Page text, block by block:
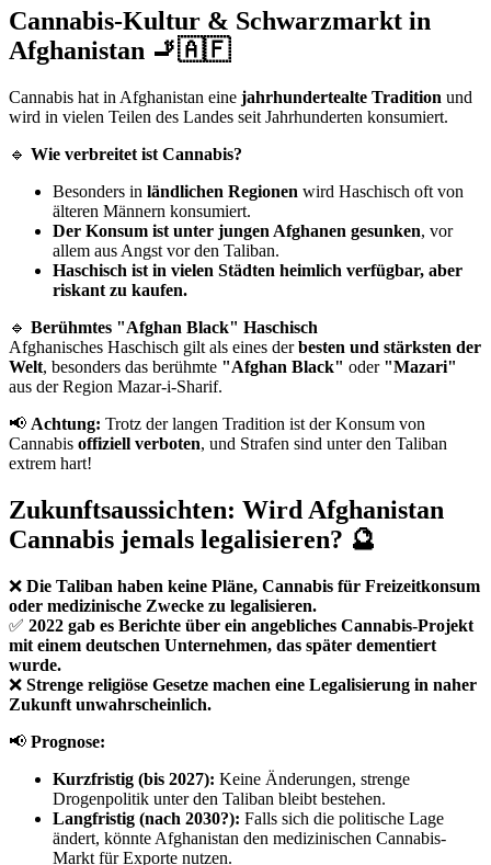
Cannabis-Kultur & Schwarzmarkt in
Afghanistan 🚬🇦🇫
Cannabis hat in Afghanistan eine jahrhundertealte Tradition und
wird in vielen Teilen des Landes seit Jahrhunderten konsumiert.
🔹 Wie verbreitet ist Cannabis?
Besonders in ländlichen Regionen wird Haschisch oft von
älteren Männern konsumiert.
Der Konsum ist unter jungen Afghanen gesunken, vor
allem aus Angst vor den Taliban.
Haschisch ist in vielen Städten heimlich verfügbar, aber
riskant zu kaufen.
🔹 Berühmtes "Afghan Black" Haschisch
Afghanisches Haschisch gilt als eines derbesten und stärksten der
Welt, besonders das berühmte "Afghan Black" oder "Mazari"
aus der Region Mazar-i-Sharif.
📢 Achtung: Trotz der langen Tradition ist der Konsum von
Cannabis offiziell verboten, und Strafen sind unter den Taliban
extrem hart!
Zukunftsaussichten: Wird Afghanistan
Cannabis jemals legalisieren? 🔮
❌ Die Taliban haben keine Pläne, Cannabis für Freizeitkonsum
oder medizinische Zwecke zu legalisieren.
✅ 2022 gab es Berichte über ein angebliches Cannabis-Projekt
mit einem deutschen Unternehmen, das später dementiert
wurde.
❌ Strenge religiöse Gesetze machen eine Legalisierung in naher
Zukunft unwahrscheinlich.
📢 Prognose:
Kurzfristig (bis 2027): Keine Änderungen, strenge
Drogenpolitik unter den Taliban bleibt bestehen.
Langfristig (nach 2030?): Falls sich die politische Lage
ändert, könnte Afghanistan den medizinischen Cannabis-
Markt für Exporte nutzen.